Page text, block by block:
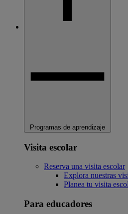
Programas de aprendizaje
Visita escolar
Reserva una visita escolar
Explora nuestras
Planea tu visita
Para educadores